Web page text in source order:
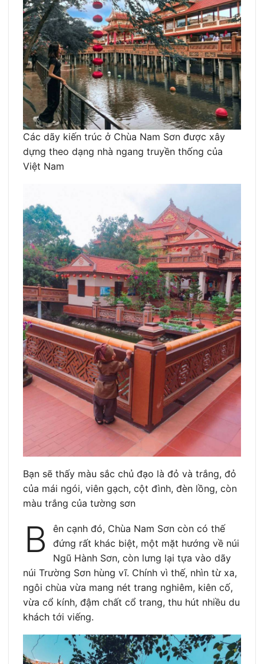
Các dãy kiến trúc ở Chùa Nam Sơn được xây
dựng theo dạng nhà ngang truyền thống của
Việt Nam
Bạn sẽ thấy màu sắc chủ đạo là đỏ và trắng, đỏ
của mái ngói, viên gạch, cột đình, đèn lồng, còn
màu trắng của tường sơn
B
ên cạnh đó, Chùa Nam Sơn còn có thế
đứng rất khác biệt, một mặt hướng về núi
Ngũ Hành Sơn, còn lưng lại tựa vào dãy
núi Trường Sơn hùng vĩ. Chính vì thế, nhìn từ xa,
ngôi chùa vừa mang nét trang nghiêm, kiên cố,
vừa cổ kính, đậm chất cổ trang, thu hút nhiều du
khách tới viếng.